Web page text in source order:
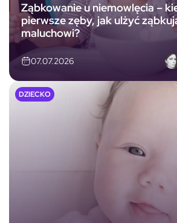
Ząbkowanie u niemowlęcia –
pierwsze zęby, jak ulżyć
maluchowi?
07.07.2026
DZIECKO